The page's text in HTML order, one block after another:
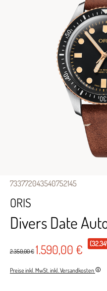
733772043540752145
ORIS
Divers Date
2.350,00 € 1.590,00 €
Preise inkl. MwSt. inkl. Versandkosten